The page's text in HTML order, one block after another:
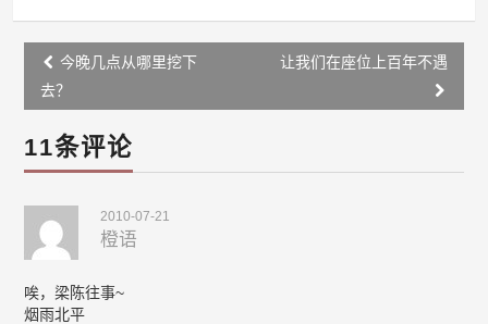
Post
navigation
今晚几点从哪里挖下
去？
让我们在座位上百年不遇
11条评论
2010-07-21
橙语
唉，梁陈往事~
烟雨北平